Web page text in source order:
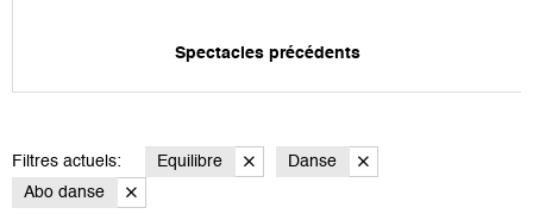
Spectacles précédents
Filtres actuels: Equilibre
Danse
Abo danse